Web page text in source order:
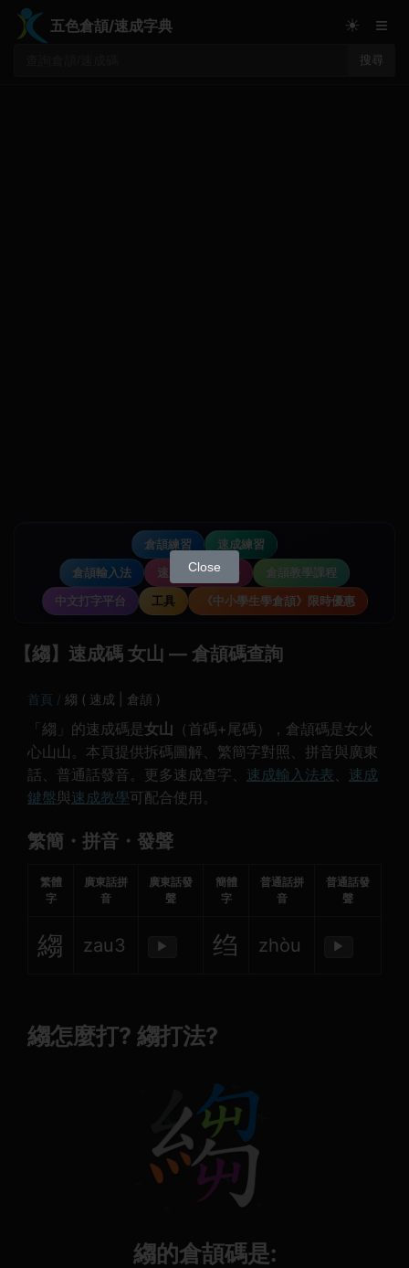
五色倉頡/速成字典
搜尋
☀ ≡
倉頡練習
速成練習
倉頡輸入法
速成輸入法教學
倉頡教學課程
中文打字平台
工具 《中小學生學倉頡》限時優惠
【縐】速成碼 女山 — 倉頡碼查詢
首頁 縐 ( 速成 | 倉頡 )
「縐」的速成碼是 女山 （首碼+尾碼），倉頡碼是女火
心山山。本頁提供拆碼圖解、繁簡字對照、拼音與廣東
話、普通話發音。更多速成查字、 速成輸入法表、 速成
鍵盤與速成教學可配合使用。
繁簡・拼音・發聲
繁體
字
廣東話拼
音
廣東話發
聲
簡體
字
普通話拼
音
普通話發
聲
縐 zau3 ▶ 绉 zhòu ▶
縐怎麼打? 縐打法?
縐的倉頡碼是:
Close